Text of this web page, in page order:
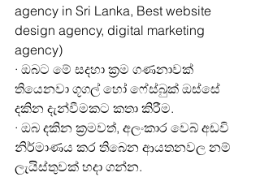
agency in Sri Lanka, Best website
design agency, digital marketing
agency)
· ඔබට මේ සදහා ක්‍රම ගණනාවක්
තියෙනවා ගූගල් හෝ ෆේස්බුක් ඔස්සේ
දකින දැන්වීමකට කතා කිරීම.
· ඔබ දකින ක්‍රමවත්, අලංකාර වෙබ් අඩවි
නිර්මාණය කර තිබෙන ආයතනවල නම්
ලැයිස්තුවක් හදා ගන්න.